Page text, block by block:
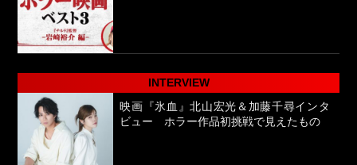
INTERVIEW
映画『氷血』北山宏光＆加藤千尋インタ
ビュー ホラー作品初挑戦で見えたもの